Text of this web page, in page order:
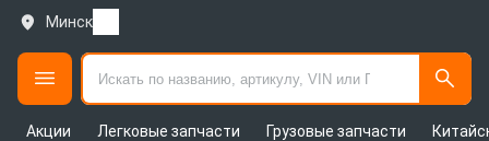
Минск
Акции Легковые запчасти Грузовые запчасти